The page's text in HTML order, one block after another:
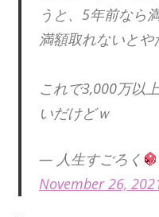
うと、5年前なら
満額取れないとや
これで3,000万以
いだけどｗ
— 人生すごろく
November 26,